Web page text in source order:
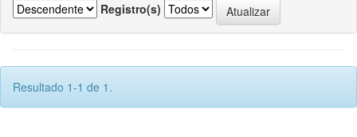
Registro(s)
Resultado 1-1 de 1.